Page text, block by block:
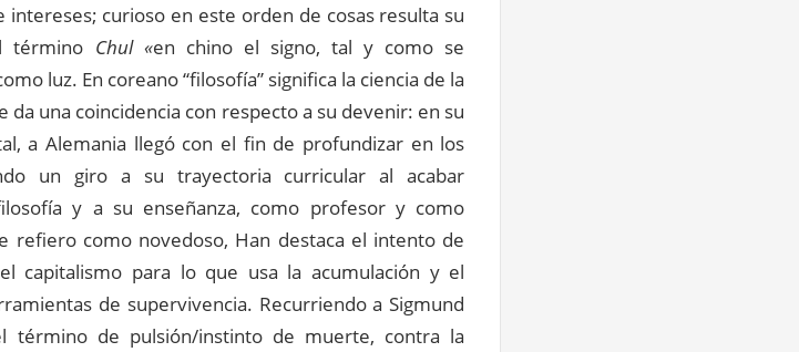
intereses; curioso en este orden de cosas resulta su
término Chul «en chino el signo, tal y como se
luz. En coreano “filosofía” significa la ciencia de la
da una coincidencia con respecto a su devenir: en su
a Alemania llegó con el fin de profundizar en los
un giro a su trayectoria curricular al acabar
y a su enseñanza, como profesor y como
refiero como novedoso, Han destaca el intento de
capitalismo para lo que usa la acumulación y el
de supervivencia. Recurriendo a Sigmund
término de pulsión/instinto de muerte, contra la